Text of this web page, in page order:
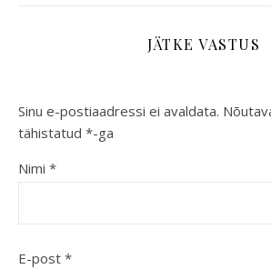
JÄTKE VASTUS
Sinu e-postiaadressi ei avaldata.
tähistatud *-ga
Nimi *
E-post *